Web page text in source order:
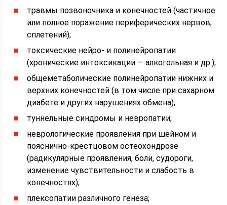
травмы позвоночника и конечностей (частичное
или полное поражение периферических нервов,
сплетений);
токсические нейро- и полинейропатии
(хронические интоксикации — алкогольная и др.);
общеметаболические полинейропатии нижних и
верхних конечностей (в том числе при сахарном
диабете и других нарушениях обмена);
туннельные синдромы и невропатии;
неврологические проявления при шейном и
пояснично-крестцовом остеохондрозе
(радикулярные проявления, боли, судороги,
изменение чувствительности и слабость в
конечностях);
плексопатии различного генеза;